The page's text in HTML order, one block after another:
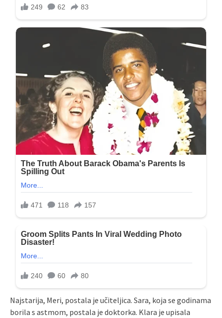
Najstarija, Meri, postala je učiteljica. Sara, koja se godinama
borila s astmom, postala je doktorka. Klara je upisala